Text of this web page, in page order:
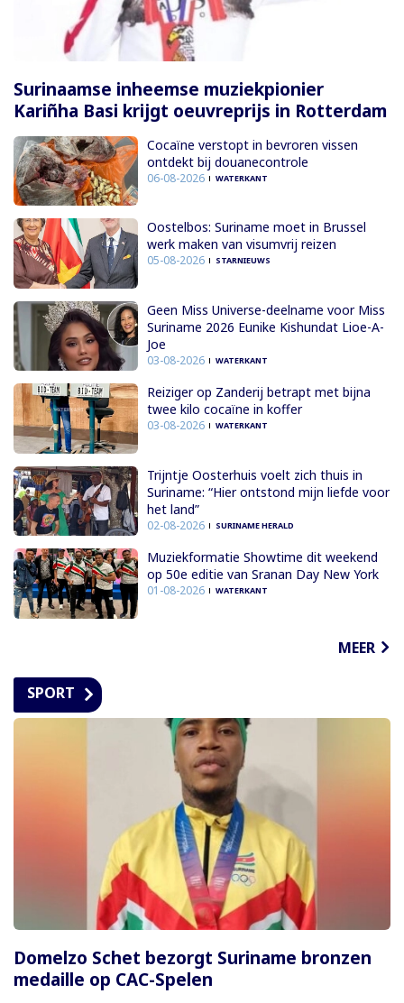
Surinaamse inheemse muziekpionier
Kariñha Basi krijgt oeuvreprijs in Rotterdam
Cocaïne verstopt in bevroren vissen
ontdekt bij douanecontrole
06-08-2026 WATERKANT
Oostelbos: Suriname moet in Brussel
werk maken van visumvrij reizen
05-08-2026 STARNIEUWS
Geen Miss Universe-deelname voor Miss
Suriname 2026 Eunike Kishundat Lioe-A-
Joe
03-08-2026 WATERKANT
Reiziger op Zanderij betrapt met bijna
twee kilo cocaïne in koffer
03-08-2026 WATERKANT
Trijntje Oosterhuis voelt zich thuis in
Suriname: “Hier ontstond mijn liefde voor
het land”
02-08-2026 SURINAME HERALD
Muziekformatie Showtime dit weekend
op 50e editie van Sranan Day New York
01-08-2026 WATERKANT
MEER
SPORT
Domelzo Schet bezorgt Suriname bronzen
medaille op CAC-Spelen